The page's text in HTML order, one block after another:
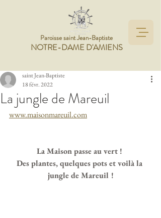
NOTRE-DAME D'AMIENS
Paroisse saint Jean-Baptiste
La jungle de Mareuil
saint Jean-Baptiste
18 févr. 2022
www.maisonmareuil.com
La Maison passe au vert !
Des plantes, quelques pots et voilà la
jungle de Mareuil !